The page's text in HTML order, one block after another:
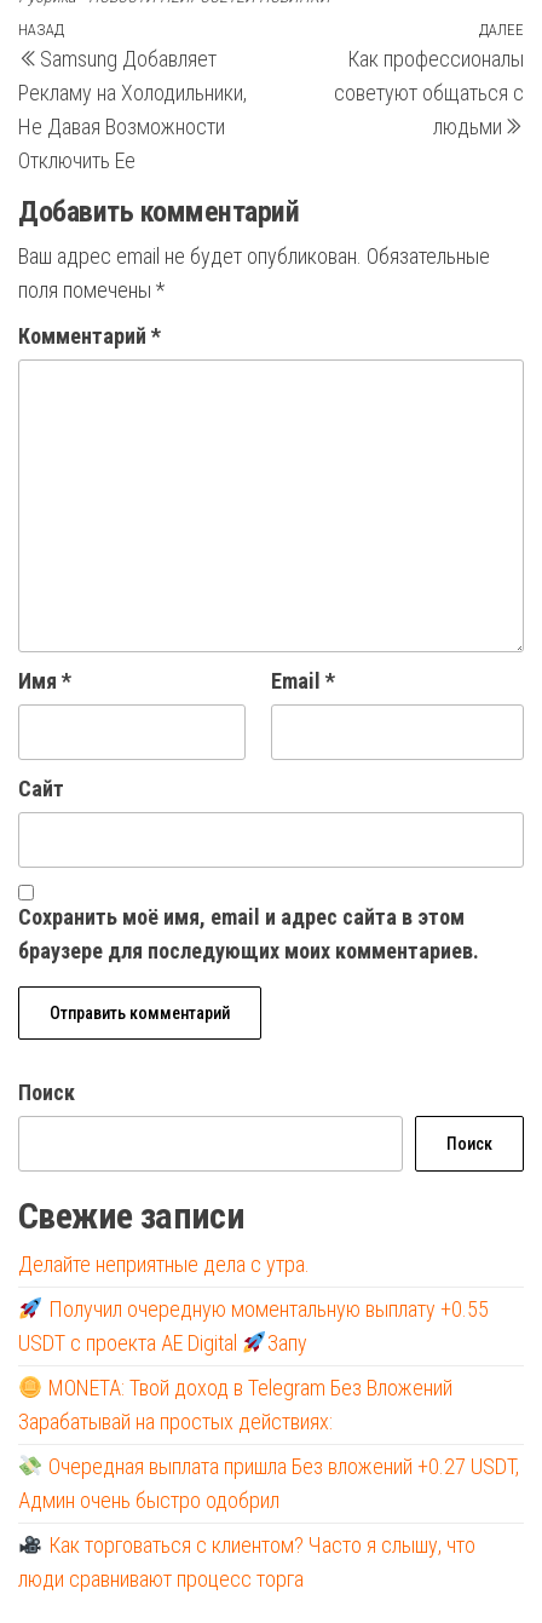
Навигация
по
записям
Предыдущая
запись
НАЗАД
Samsung Добавляет
Рекламу на Холодильники,
Не Давая Возможности
Отключить Ее
ДАЛЕЕ
Как профессионалы
советуют общаться с
людьми
Добавить комментарий
Ваш адрес email не будет опубликован. Обязательные
поля помечены *
Комментарий *
Имя * Email *
Сайт
Сохранить моё имя, email и адрес сайта в этом
браузере для последующих моих комментариев.
Поиск
Поиск
Свежие записи
Делайте неприятные дела с утра.
Получил очередную моментальную выплату +0.55
USDT с проекта AE Digital
Запу
MONETA: Твой доход в Telegram Без Вложений
Зарабатывай на простых действиях:
Очередная выплата пришла Без вложений +0.27 USDT,
Админ очень быстро одобрил
Как торговаться с клиентом? Часто я слышу, что
люди сравнивают процесс торга